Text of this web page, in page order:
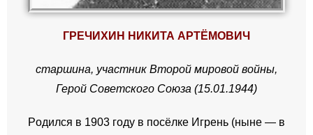
ГРЕЧИХИН НИКИТА АРТЁМОВИЧ
старшина, участник Второй мировой войны,
Герой Советского Союза (15.01.1944)
Pодился в 1903 году в посёлке Игрень (ныне — в